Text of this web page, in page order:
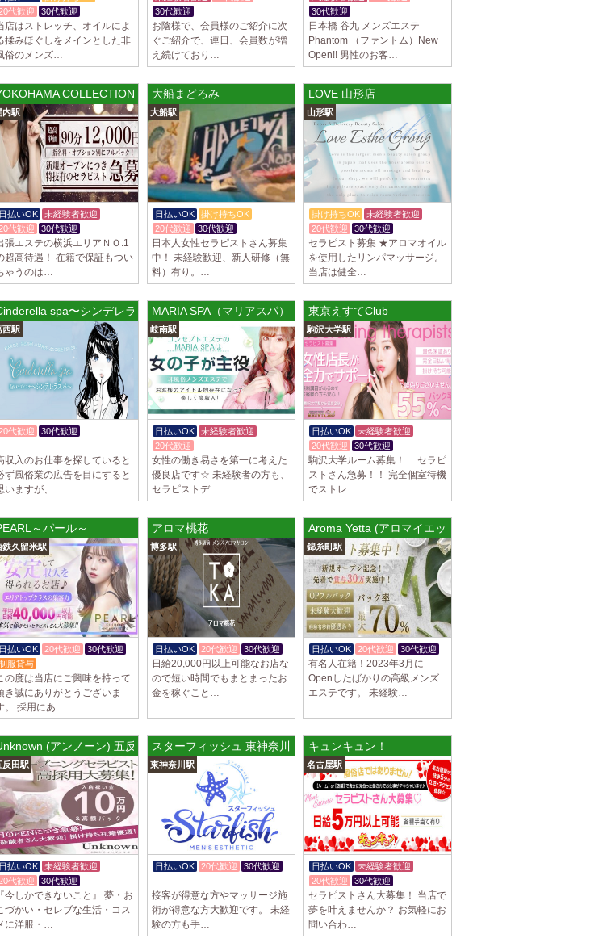
aroma Angel
セラピストさんを大募集しております 完全歩合で50%〜60%以
上！！ 掛け持ちOK、完全個室待機など嬉しい高待遇が盛りだく
さんです♪ …
2025/03/28[東海学園前駅]
デビルキャット
24時間営業！自由シフトで好きな時間に働ける 未経験者歓迎♪個
室待機でゆっくり自分の好きな事ができます♪ 可愛い制服もご用
意して…
代歓迎
30代歓迎
店はストレッチ、オイルによ
揉みほぐしをメインとした非
俗のメンズ…
30代歓迎
お陰様で、会員様のご紹介に次
ぐご紹介で、連日、会員数が増
え続けており…
30代歓迎
日本橋 谷九 メンズエステ
Phantom （ファントム）New
Open!! 男性のお客…
COLLECTION
内駅
日払いOK
未経験者歓迎
代歓迎
30代歓迎
張エステの横浜エリアＮＯ.1
超高待遇！ 在籍で保証もつい
ゃうのは…
大船まどろみ
大船駅
日払いOK
掛け持ちOK
20代歓迎
30代歓迎
日本人女性セラピストさん募集
中！ 未経験歓迎、新人研修（無
料）有り。…
LOVE 山形店
山形駅
掛け持ちOK
未経験者歓迎
20代歓迎
30代歓迎
セラピスト募集 ★アロマオイル
を使用したリンパマッサージ。
当店は健全…
spa〜シンデレラスパ
西駅
代歓迎
30代歓迎
収入のお仕事を探していると
ず風俗業の広告を目にすると
いますが、…
MARIA SPA（マリアスパ）
岐南駅
日払いOK
未経験者歓迎
20代歓迎
女性の働き易さを第一に考えた
優良店です☆ 未経験者の方も、
セラピストデ…
東京えすてClub
駒沢大学駅
日払いOK
未経験者歓迎
20代歓迎
30代歓迎
駒沢大学ルーム募集！ セラピ
ストさん急募！！ 完全個室待機
でストレ…
～パール～
鉄久留米駅
日払いOK 20代歓迎
30代歓迎
服貸与
の度は当店にご興味を持って
き誠にありがとうございま
。 採用にあ…
アロマ桃花
博多駅
日払いOK 20代歓迎 30代歓迎
日給20,000円以上可能なお店な
ので短い時間でもまとまったお
金を稼ぐこと…
Aroma Yetta (アロマイエッタ) 錦糸町ルーム
錦糸町駅
日払いOK 20代歓迎 30代歓迎
有名人在籍！2023年3月に
Openしたばかりの高級メンズ
エステです。 未経験…
ルーム (アンノーン) 五反田ルーム
反田駅
日払いOK
未経験者歓迎
代歓迎
30代歓迎
『今しかできないこと』 夢・お
づかい・セレブな生活・コス
に洋服・…
スターフィッシュ 東神奈川ルーム
東神奈川駅
日払いOK 20代歓迎
30代歓迎
接客が得意な方やマッサージ施
術が得意な方大歓迎です。 未経
験の方も手…
キュンキュン！
名古屋駅
日払いOK
未経験者歓迎
20代歓迎
30代歓迎
セラピストさん大募集！ 当店で
夢を叶えませんか？ お気軽にお
問い合わ…